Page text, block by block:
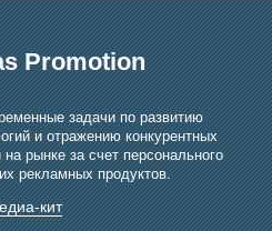
Promotion
задачи по развитию
и отражению конкурентных
рынке за счет персонального
рекламных продуктов.
кит